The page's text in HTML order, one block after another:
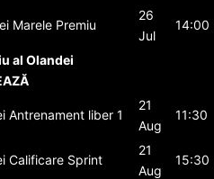
Marele Premiu
26
Jul
14:00
al Olandei
Antrenament liber 1
21
Aug
11:30
Calificare Sprint
21
Aug
15:30